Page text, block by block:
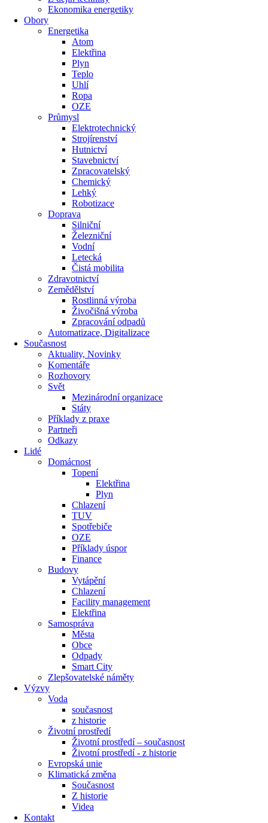
Ekonomika energetiky
Obory
Energetika
Atom
Elektřina
Plyn
Teplo
Uhlí
Ropa
OZE
Průmysl
Elektrotechnický
Strojírenství
Hutnictví
Stavebnictví
Zpracovatelský
Chemický
Lehký
Robotizace
Doprava
Silniční
Železniční
Vodní
Letecká
Čistá mobilita
Zdravotnictví
Zemědělství
Rostlinná výroba
Živočišná výroba
Zpracování odpadů
Automatizace, Digitalizace
Současnost
Aktuality, Novinky
Komentáře
Rozhovory
Svět
Mezinárodní organizace
Státy
Příklady z praxe
Partneři
Odkazy
Lidé
Domácnost
Topení
Elektřina
Plyn
Chlazení
TUV
Spotřebiče
OZE
Příklady úspor
Finance
Budovy
Vytápění
Chlazení
Facility management
Elektřina
Samospráva
Města
Obce
Odpady
Smart City
Zlepšovatelské náměty
Výzvy
Voda
současnost
z historie
Životní prostředí
Životní prostředí – současnost
Životní prostředí ​- z historie
Evropská unie
Klimatická změna
Současnost
Z historie
Videa
Kontakt